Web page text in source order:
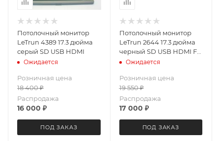
Потолочный монитор
LeTrun 4389 17.3 дюйма
серый SD USB HDMI
Ожидается
Розничная цена
18 400₽
Распродажа
16 000 ₽
ПОД ЗАКАЗ
Потолочный монитор
LeTrun 2644 17.3 дюйма
черный SD USB HDMI FM
++Ожидается
Розничная цена
19 550₽
Распродажа
17 000 ₽
ПОД ЗАКАЗ